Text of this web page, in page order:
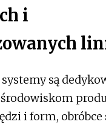
i
są
i form,